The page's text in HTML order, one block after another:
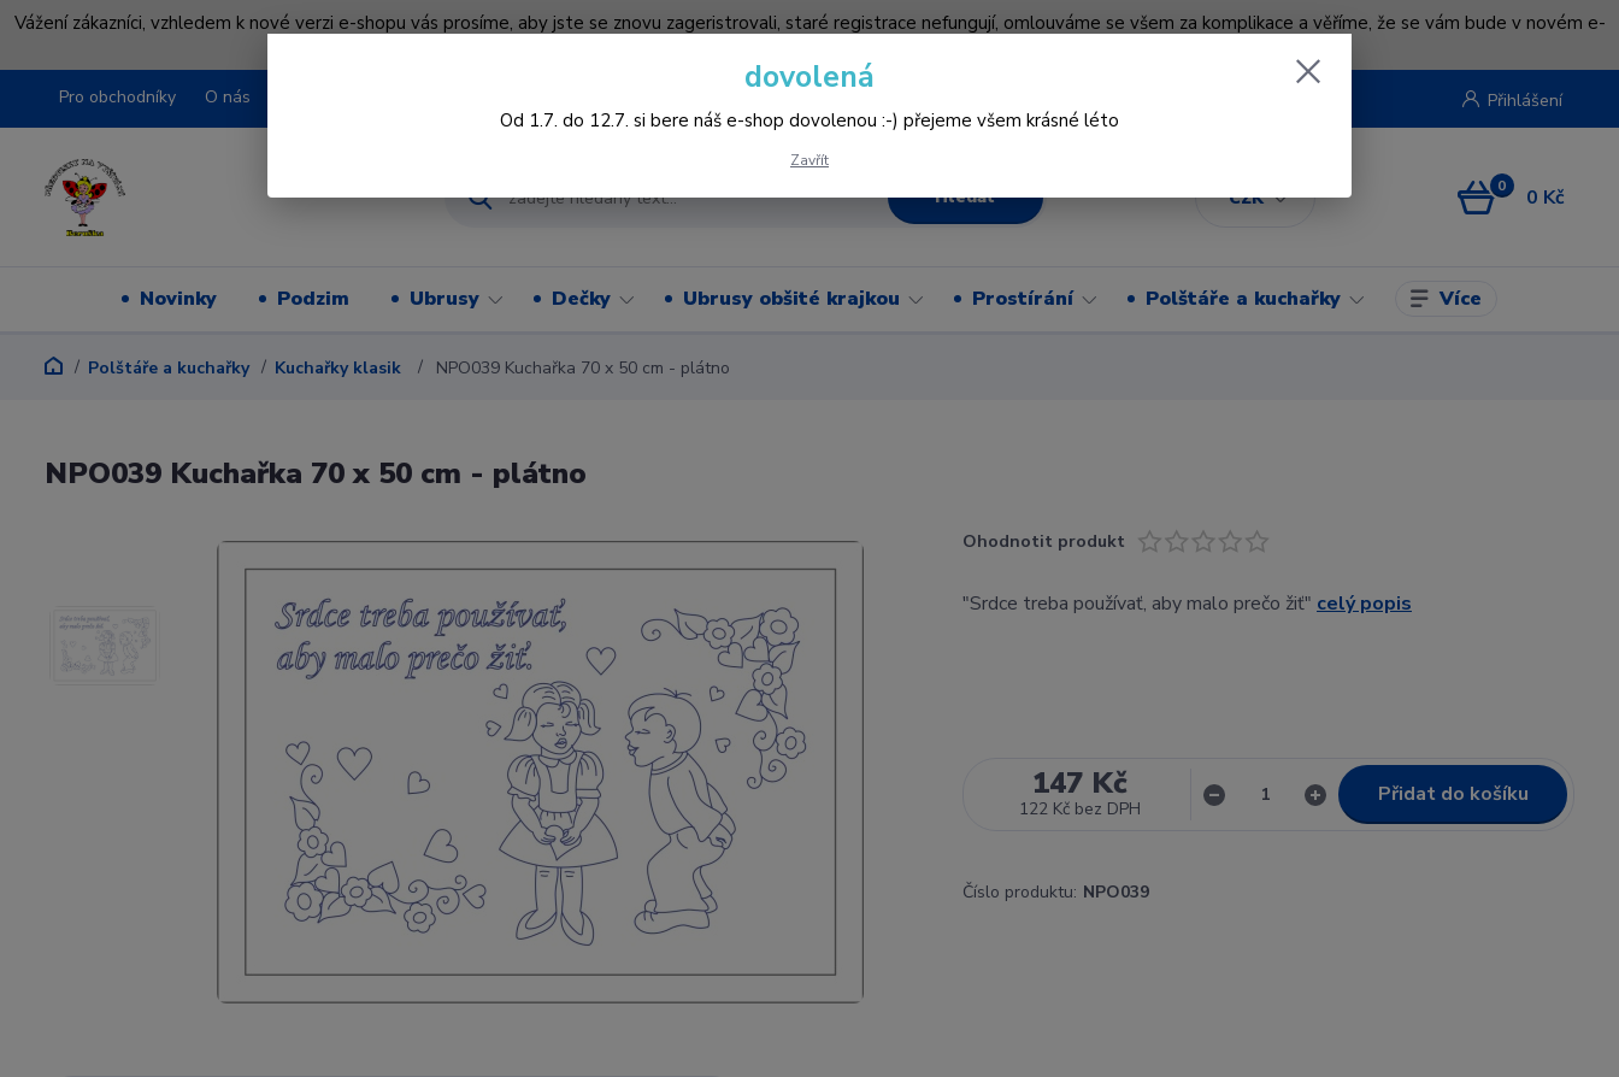
Vážení zákazníci, vzhledem k nové verzi e-shopu vás prosíme, aby jste se znovu zageristrovali, staré registrace nefungují, omlouváme se všem za komplikace a věříme, že se vám bude v novém e-
Pro obchodníky O nás
CZK
Přihlášení
Hledat 0 0 Kč
Novinky Podzim Ubrusy Dečky Ubrusy obšité krajkou Prostírání Polštáře a kuchařky Více
Polštáře a kuchařky Kuchařky klasik NPO039 Kuchařka 70 x 50 cm - plátno
NPO039 Kuchařka 70 x 50 cm - plátno
Ohodnotit produkt
"Srdce treba používať, aby malo prečo žiť" celý popis
147 Kč
122 Kč bez DPH
Přidat do košíku
Číslo produktu: NPO039
dovolená
Od 1.7. do 12.7. si bere náš e-shop dovolenou :-) přejeme všem krásné léto
Zavřít